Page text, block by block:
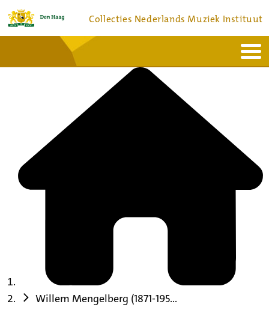
Collecties Nederlands Muziek Instituut
Bronnen en collecties
Willem Mengelberg (1871-195...